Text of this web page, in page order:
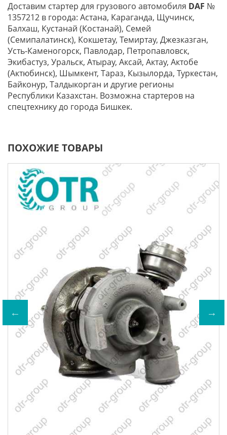
Доставим стартер для грузового автомобиля DAF №
1357212 в города: Астана, Караганда, Щучинск,
Балхаш, Кустанай (Костанай), Семей
(Семипалатинск), Кокшетау, Темиртау, Джезказган,
Усть-Каменогорск, Павлодар, Петропавловск,
Экибастуз, Уральск, Атырау, Аксай, Актау, Актобе
(Актюбинск), Шымкент, Тараз, Кызылорда, Туркестан,
Байконур, Талдыкорган и другие регионы
Республики Казахстан. Возможна стартеров на
спецтехнику до города Бишкек.
ПОХОЖИЕ ТОВАРЫ